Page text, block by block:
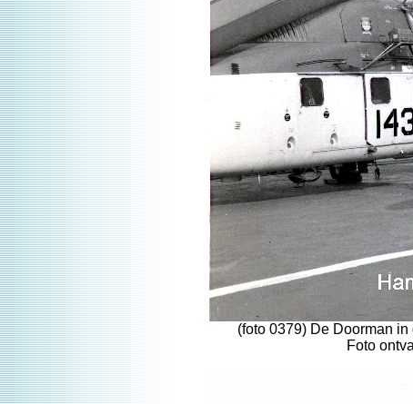
(foto 0379) De Doorman
Foto